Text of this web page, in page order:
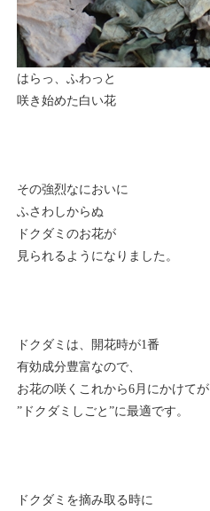
はらっ、ふわっと
咲き始めた白い花
その強烈なにおいに
ふさわしからぬ
ドクダミのお花が
見られるようになりました。
ドクダミは、開花時が1番
有効成分豊富なので、
お花の咲くこれから6月にかけてが
”ドクダミしごと”に最適です。
ドクダミを摘み取る時に